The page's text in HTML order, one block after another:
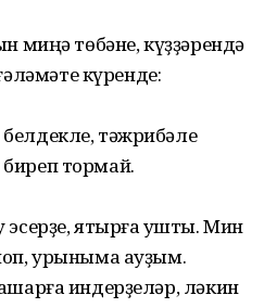
миңә төбәне, күҙҙәрендә
күренде:
тәжрибәле
тормай.
ятырға ҡушты. Мин
урыныма ауҙым.
индерҙеләр, ләкин